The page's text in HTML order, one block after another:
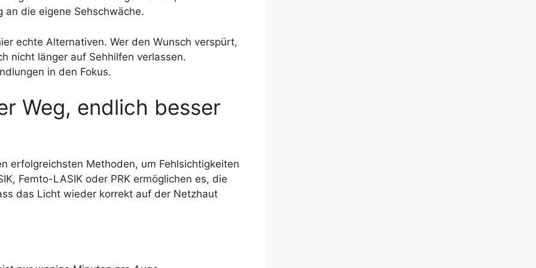
die eigene Sehschwäche.
echte Alternativen. Wer den Wunsch verspürt,
nicht länger auf Sehhilfen verlassen.
in den Fokus.
Weg, endlich besser
erfolgreichsten Methoden, um Fehlsichtigkeiten
Femto-LASIK oder PRK ermöglichen es, die
das Licht wieder korrekt auf der Netzhaut